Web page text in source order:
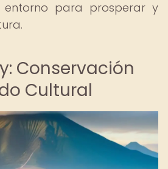
para prosperar y
Conservación
Cultural